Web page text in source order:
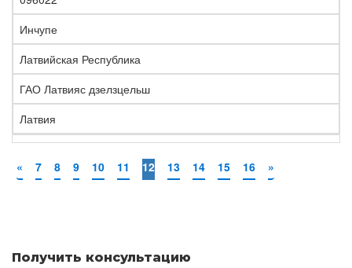
Инчупе
Латвийская Республика
ГАО Латвияс дзелзцельш
Латвия
« 7 8 9 10 11 12 13 14 15 16 »
Получить консультацию